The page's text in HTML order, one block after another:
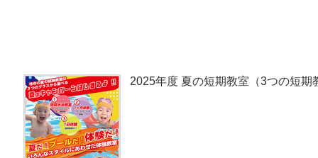
2025年度 夏の短期教室（3つの短期